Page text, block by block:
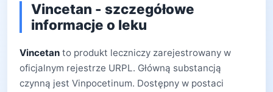
Vincetan - szczegółowe
informacje o leku
Vincetan to produkt leczniczy zarejestrowany w
oficjalnym rejestrze URPL. Główną substancją
czynną jest Vinpocetinum. Dostępny w postaci